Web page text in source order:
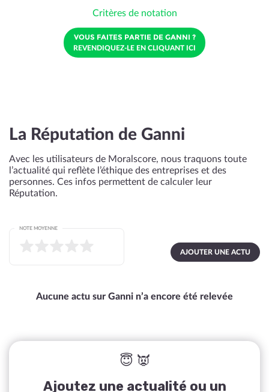
Critères de notation
VOUS FAITES PARTIE DE GANNI ?
REVENDIQUEZ-LE EN CLIQUANT ICI
La Réputation de Ganni
Avec les utilisateurs de Moralscore, nous traquons toute
l’actualité qui reflète l’éthique des entreprises et des
personnes. Ces infos permettent de calculer leur
Réputation.
AJOUTER UNE ACTU
NOTE MOYENNE
Aucune actu sur Ganni n’a encore été relevée
😇 👿
Ajoutez une actualité ou un